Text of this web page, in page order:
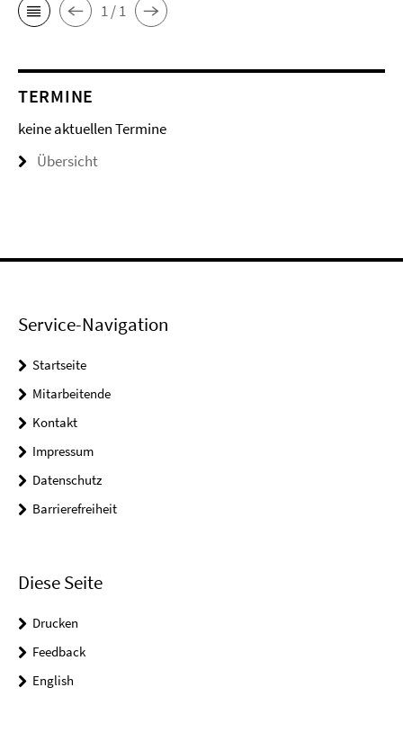
1 / 1
TERMINE
keine aktuellen Termine
Übersicht
Service-Navigation
Startseite
Mitarbeitende
Kontakt
Impressum
Datenschutz
Barrierefreiheit
Diese Seite
Drucken
Feedback
English